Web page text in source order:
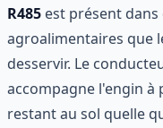
R485 est présent
agroalimentaires que
desservir. Le
accompagne l'engin à
restant au sol quelle